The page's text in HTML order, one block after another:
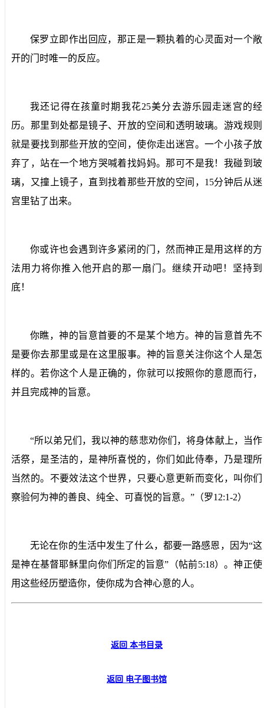
保罗立即作出回应，那正是一颗执着的心灵面对一个敞
开的门时唯一的反应。
我还记得在孩童时期我花25美分去游乐园走迷宫的经
历。那里到处都是镜子、开放的空间和透明玻璃。游戏规则
就是要找到那些开放的空间，使你走出迷宫。一个小孩子放
弃了，站在一个地方哭喊着找妈妈。那可不是我！我碰到玻
璃，又撞上镜子，直到找着那些开放的空间， 15分钟后从迷
宫里钻了出来。
你或许也会遇到许多紧闭的门，然而神正是用这样的方
法用力将你推入他开启的那一扇门。继续开动吧！坚持到
底！
你瞧，神的旨意首要的不是某个地方。神的旨意首先不
是要你去那里或是在这里服事。神的旨意关注你这个人是怎
样的。若你这个人是正确的，你就可以按照你的意愿而行，
并且完成神的旨意。
“所以弟兄们，我以神的慈悲劝你们，将身体献上，当作
活祭，是圣洁的，是神所喜悦的，你们如此侍奉，乃是理所
当然的。不要效法这个世界，只要心意更新而变化，叫你们
察验何为神的善良、纯全、可喜悦的旨意。 ”（罗12:1-2）
无论在你的生活中发生了什么，都要一路感恩，因为“这
是神在基督耶稣里向你们所定的旨意”（帖前5:18）。神正使
用这些经历塑造你，使你成为合神心意的人。
返回 本书目录
返回 电子图书馆